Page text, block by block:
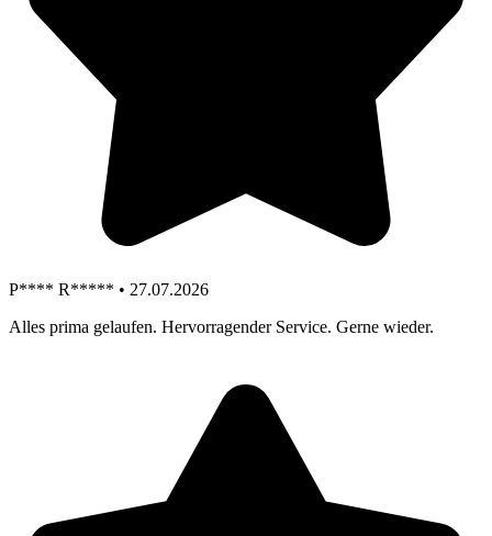
P**** R***** • 27.07.2026
Alles prima gelaufen. Hervorragender Service. Gerne wieder.